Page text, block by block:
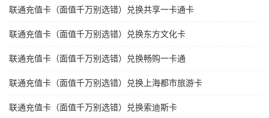
联通充值卡（面值千万别选错）兑换共享一卡通卡
联通充值卡（面值千万别选错）兑换东方文化卡
联通充值卡（面值千万别选错）兑换畅购一卡通
联通充值卡（面值千万别选错）兑换上海都市旅游卡
联通充值卡（面值千万别选错）兑换索迪斯卡